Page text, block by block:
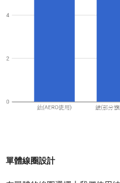
單體線圈設計